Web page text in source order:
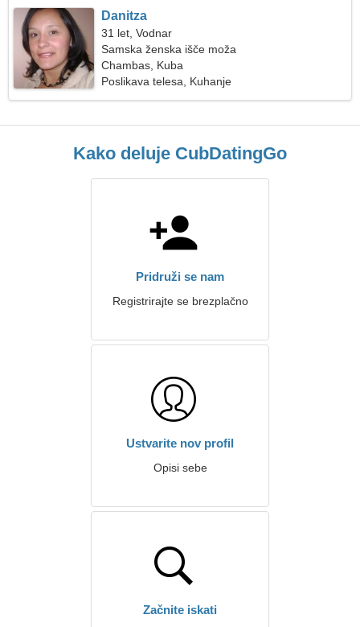
Danitza
31 let, Vodnar
Samska ženska išče moža
Chambas, Kuba
Poslikava telesa, Kuhanje
Kako deluje CubDatingGo
Pridruži se nam
Registrirajte se brezplačno
Ustvarite nov profil
Opisi sebe
Začnite iskati